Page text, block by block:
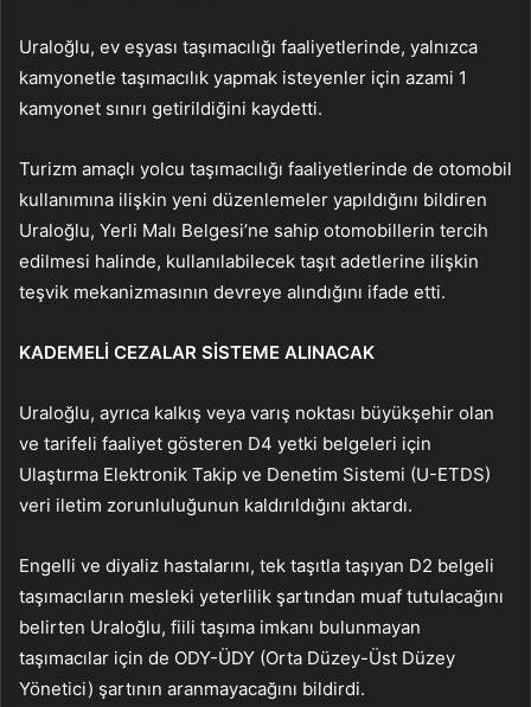
Uraloğlu, ev eşyası taşımacılığı faaliyetlerinde, yalnızca
kamyonetle taşımacılık yapmak isteyenler için azami 1
kamyonet sınırı getirildiğini kaydetti.
Turizm amaçlı yolcu taşımacılığı faaliyetlerinde de otomobil
kullanımına ilişkin yeni düzenlemeler yapıldığını bildiren
Uraloğlu, Yerli Malı Belgesi’ne sahip otomobillerin tercih
edilmesi halinde, kullanılabilecek taşıt adetlerine ilişkin
teşvik mekanizmasının devreye alındığını ifade etti.
KADEMELİ CEZALAR SİSTEME ALINACAK
Uraloğlu, ayrıca kalkış veya varış noktası büyükşehir olan
ve tarifeli faaliyet gösteren D4 yetki belgeleri için
Ulaştırma Elektronik Takip ve Denetim Sistemi (U-ETDS)
veri iletim zorunluluğunun kaldırıldığını aktardı.
Engelli ve diyaliz hastalarını, tek taşıtla taşıyan D2 belgeli
taşımacıların mesleki yeterlilik şartından muaf tutulacağını
belirten Uraloğlu, fiili taşıma imkanı bulunmayan
taşımacılar için de ODY-ÜDY (Orta Düzey-Üst Düzey
Yönetici) şartının aranmayacağını bildirdi.